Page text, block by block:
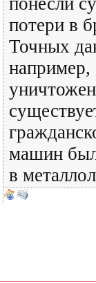
потери в
Точных
например,
машин
в